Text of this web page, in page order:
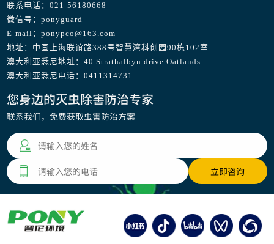
联系电话：021-56180668
微信号：ponyguard
E-mail：ponypco@163.com
地址：中国上海联谊路388号智慧湾科创园90栋102室
澳大利亚悉尼地址：40 Strathalbyn drive Oatlands
澳大利亚悉尼电话：0411314731
您身边的灭虫除害防治专家
联系我们，免费获取虫害防治方案